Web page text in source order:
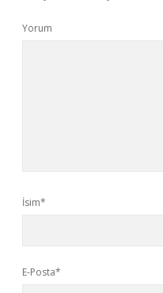
Yorum
İsim*
E-Posta*